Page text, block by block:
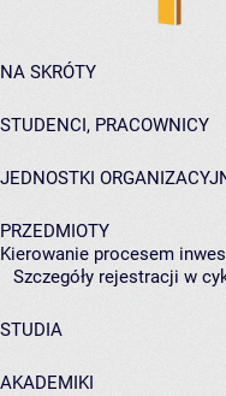
NA SKRÓTY
STUDENCI, PRACOWNICY
JEDNOSTKI
PRZEDMIOTY
Kierowanie procesem
Szczegóły rejestracji w
STUDIA
AKADEMIKI